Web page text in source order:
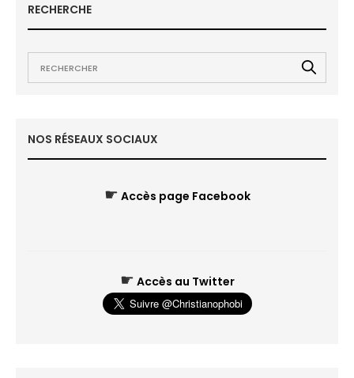
RECHERCHE
NOS RÉSEAUX SOCIAUX
☛ Accès page Facebook
☛ Accès au Twitter